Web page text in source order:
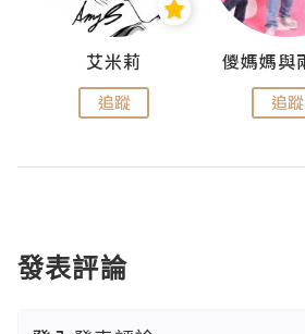
艾米莉
追蹤 追蹤
發表評論